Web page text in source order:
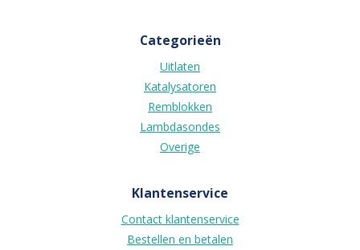
Categorieën
Uitlaten
Katalysatoren
Remblokken
Lambdasondes
Overige
Klantenservice
Contact klantenservice
Bestellen en betalen